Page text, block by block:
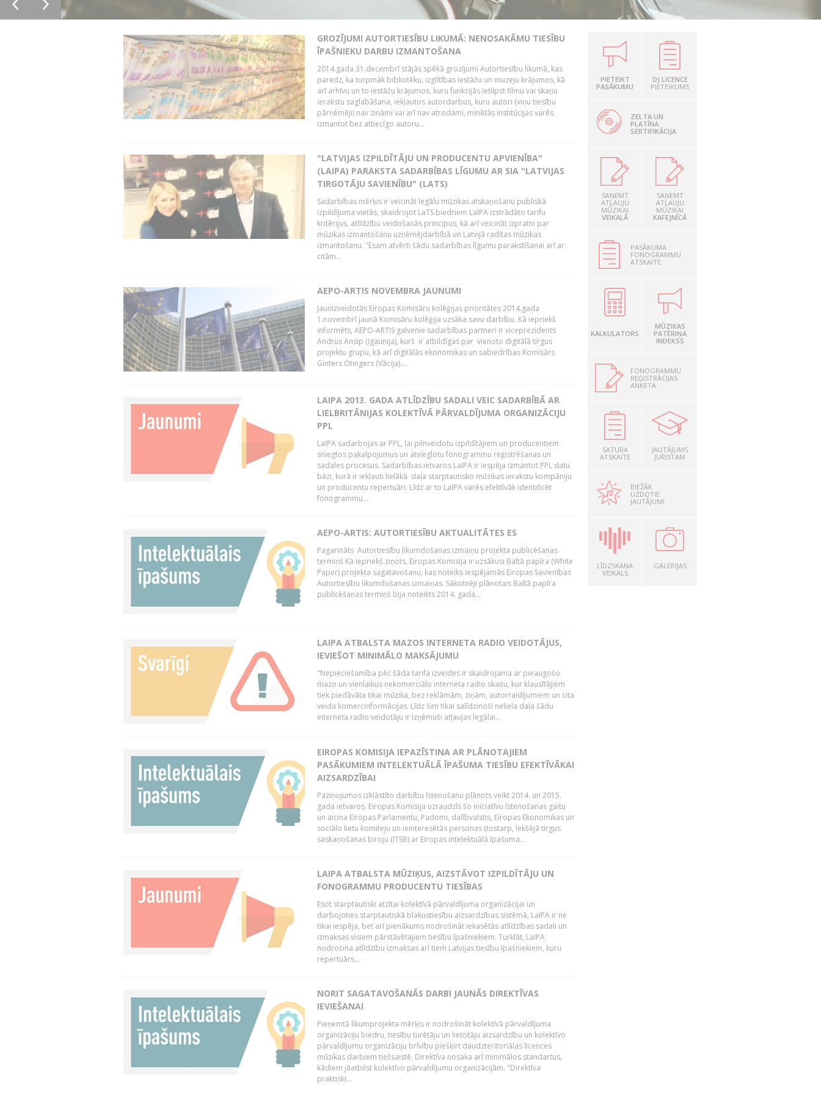
GROZĪJUMI AUTORTIESĪBU LIKUMĀ: NENOSAKĀMU TIESĪBU
ĪPAŠNIEKU DARBU IZMANTOŠANA
2014.gada 31.decembrī stājās spēkā grozījumi Autortiesību likumā, kas
paredz, ka turpmāk bibliotēku, izglītības iestāžu un muzeju krājumos, kā
arī arhīvu un to iestāžu krājumos, kuru funkcijās ietilpst filmu vai skaņu
ierakstu saglabāšana, iekļautos autordarbus, kuru autori (viņu tiesību
pārņēmēji) nav zināmi vai arī nav atrodami, minētās institūcijas varēs
izmantot bez attiecīgo autoru...
"LATVIJAS IZPILDĪTĀJU UN PRODUCENTU APVIENĪBA"
(LAIPA) PARAKSTA SADARBĪBAS LĪGUMU AR SIA "LATVIJAS
TIRGOTĀJU SAVIENĪBU" (LATS)
Sadarbības mērķis ir veicināt legālu mūzikas atskaņošanu publiskā
izpildījuma vietās, skaidrojot LaTS biedriem LaIPA izstrādāto tarifu
kritērijus, atlīdzību veidošanās principus, kā arī veicināt izpratni par
mūzikas izmantošanu uzņēmējdarbībā un Latvijā radītas mūzikas
izmantošanu. "Esam atvērti šādu sadarbības līgumu parakstīšanai arī ar
citām...
AEPO-ARTIS NOVEMBRA JAUNUMI
Jaunizveidotās Eiropas Komisāru kolēģijas prioritātes 2014.gada
1.novembrī jaunā Komisāru kolēģija uzsāka savu darbību. Kā iepriekš
informēts, AEPO-ARTIS galvenie sadarbības partneri ir viceprezidents
Andrus Ansip (Igaunija), kurš ir atbildīgas par vienoto digitālā tirgus
projektu grupu, kā arī digitālās ekonomikas un sabiedrības Komisārs
Ginters Otingers (Vācija)....
LAIPA 2013. GADA ATLĪDZĪBU SADALI VEIC SADARBĪBĀ AR
LIELBRITĀNIJAS KOLEKTĪVĀ PĀRVALDĪJUMA ORGANIZĀCIJU
PPL
LaIPA sadarbojas ar PPL, lai pilnveidotu izpildītājiem un producentiem
sniegtos pakalpojumus un atvieglotu fonogrammu reģistrēšanas un
sadales procesus. Sadarbības ietvaros LaIPA ir iespēja izmantot PPL datu
bāzi, kurā ir iekļauti lielākā daļa starptautisko mūzikas ierakstu kompāniju
un producentu repertuāri. Līdz ar to LaIPA varēs efektīvāk identificēt
fonogrammu...
AEPO-ARTIS: AUTORTIESĪBU AKTUALITĀTES ES
Pagarināts Autortiesību likumdošanas izmaiņu projekta publicēšanas
termiņš Kā iepriekš ziņots, Eiropas Komisija ir uzsākusi Baltā papīra (White
Paper) projekta sagatavošanu, kas noteiks iespējamās Eiropas Savienības
Autortiesību likumdošanas izmaiņas. Sākotnēji plānotais Baltā papīra
publicēšanas termiņš bija noteikts 2014. gada...
LAIPA ATBALSTA MAZOS INTERNETA RADIO VEIDOTĀJUS,
IEVIEŠOT MINIMĀLO MAKSĀJUMU
"Nepieciešamība pēc šāda tarifa izveides ir skaidrojama ar pieaugošo
mazo un vienlaikus nekomerciālo interneta radio skaitu, kur klausītājiem
tiek piedāvāta tikai mūzika, bez reklāmām, ziņām, autorraidījumiem un cita
veida komercinformācijas. Līdz šim tikai salīdzinoši neliela daļa šādu
interneta radio veidotāju ir izņēmuši atļaujas legālai...
EIROPAS KOMISIJA IEPAZĪSTINA AR PLĀNOTAJIEM
PASĀKUMIEM INTELEKTUĀLĀ ĪPAŠUMA TIESĪBU EFEKTĪVĀKAI
AIZSARDZĪBAI
Paziņojumos izklāstīto darbību īstenošanu plānots veikt 2014. un 2015.
gada ietvaros. Eiropas Komisija uzraudzīs šo iniciatīvu īstenošanas gaitu
un aicina Eiropas Parlamentu, Padomi, dalībvalstis, Eiropas Ekonomikas un
sociālo lietu komiteju un ieinteresētās personas (tostarp, Iekšējā tirgus
saskaņošanas biroju (ITSB) ar Eiropas intelektuālā īpašuma...
LAIPA ATBALSTA MŪZIĶUS, AIZSTĀVOT IZPILDĪTĀJU UN
FONOGRAMMU PRODUCENTU TIESĪBAS
Esot starptautiski atzītai kolektīvā pārvaldījuma organizācijai un
darbojoties starptautiskā blakustiesību aizsardzības sistēmā, LaIPA ir ne
tikai iespēja, bet arī pienākums nodrošināt iekasētās atlīdzības sadali un
izmaksas visiem pārstāvētajiem tiesību īpašniekiem. Turklāt, LaIPA
nodrošina atlīdzību izmaksas arī tiem Latvijas tiesību īpašniekiem, kuru
repertuārs...
NORIT SAGATAVOŠANĀS DARBI JAUNĀS DIREKTĪVAS
IEVIEŠANAI
Pieņemtā likumprojekta mērķis ir nodrošināt kolektīvā pārvaldījuma
organizāciju biedru, tiesību turētāju un lietotāju aizsardzību un kolektīvo
pārvaldījumu organizāciju brīvību piešķirt daudzteritoriālas licences
mūzikas darbiem tiešsaistē. Direktīva nosaka arī minimālos standartus,
kādiem jāatbilst kolektīvo pārvaldījumu organizācijām. "Direktīva
praktiski...
PIETEIKT
PASĀKUMU
DJ LICENCE
PIETEIKUMS
ZELTA UN
PLATĪNA
SERTIFIKĀCIJA
SAŅEMT
ATĻAUJU
MŪZIKAI
VEIKALĀ
SAŅEMT
ATĻAUJU
MŪZIKAI
KAFEJNĪCĀ
PASĀKUMA
FONOGRAMMU
ATSKAITE
KALKULATORS
MŪZIKAS
PATĒRIŅA
INDEKSS
FONOGRAMMU
REĢISTRĀCIJAS
ANKETA
SATURA
ATSKAITE
JAUTĀJUMS
JURISTAM
BIEŽĀK
UZDOTIE
JAUTĀJUMI
LĪDZSKAŅA
VEIKALS
GALERIJAS